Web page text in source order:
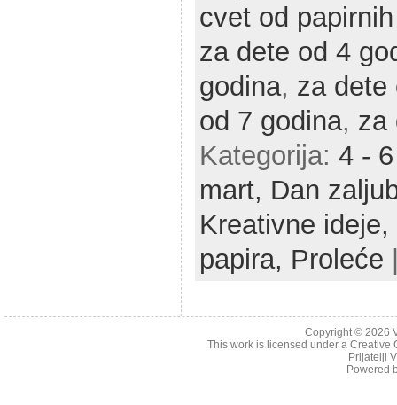
cvet od
za dete od 4
godina, za dete
od 7 godina, za
Kategorija: 4 -
mart, Dan
Kreativne ideje,
papira, Proleće
Copyright © 2026
This work is licensed under a Creative
Prijatelji
Powered